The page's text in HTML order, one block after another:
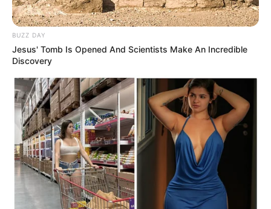
Bikin Ngakak, 10 Potret
Cosplay Murah Pakai Bahan
Seadanya
BUZZ DAY
Jesus' Tomb Is Opened And Scientists Make An Incredible
Discovery